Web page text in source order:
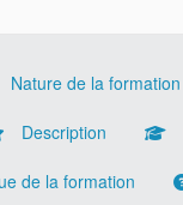
Nature de la formation
Description
de la formation